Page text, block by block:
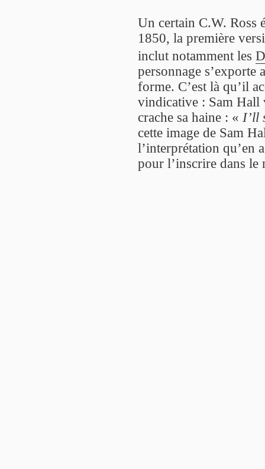
Un certain C.W. Ross
1850, la première
inclut notamment les
personnage s’exporte
forme. C’est là qu’il
vindicative : Sam Hall
crache sa haine : « I’ll
cette image de Sam
l’interprétation qu’en
pour l’inscrire dans le